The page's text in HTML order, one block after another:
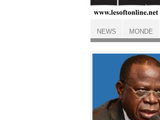
ACCUEIL
NEWS MONDE